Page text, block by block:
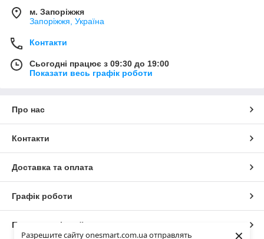
Разрешите сайту onesmart.com.ua отправлять
м. Запоріжжя
Запоріжжя, Україна
Контакти
Сьогодні працює з 09:30 до 19:00
Показати весь графік роботи
Про нас
Контакти
Доставка та оплата
Графік роботи
Повна версія сайту